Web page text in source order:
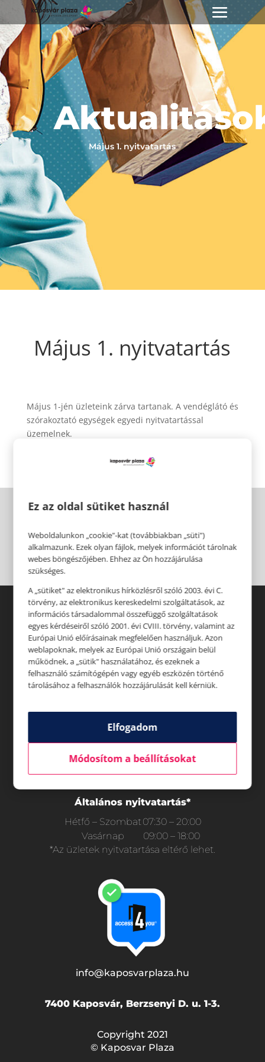
Május 1. nyitvatartás
Május 1. nyitvatartás
Május 1-jén üzleteink zárva tartanak. A vendéglátó és
szórakoztató egységek egyedi nyitvatartással
üzemelnek.
Üzletek
Akciók
Általános nyitvatartás*
Hétfő – Szombat07:30 – 20:00
Vasárnap
09:00 – 18:00
*Az üzletek nyitvatartása eltérő lehet.
info@kaposvarplaza.hu
7400 Kaposvár, Berzsenyi D. u. 1-3.
Copyright 2021
© Kaposvar Plaza
Ez az oldal sütiket használ
Weboldalunkon „cookie"-kat (továbbiakban „süti")
alkalmazunk. Ezek olyan fájlok, melyek információt tárolnak
webes böngészőjében. Ehhez az Ön hozzájárulása
szükséges.
A „sütiket" az elektronikus hírközlésről szóló 2003. évi C.
törvény, az elektronikus kereskedelmi szolgáltatások, az
információs társadalommal összefüggő szolgáltatások
egyes kérdéseiről szóló 2001. évi CVIII. törvény, valamint az
Európai Unió előírásainak megfelelően használjuk. Azon
weblapoknak, melyek az Európai Unió országain belül
működnek, a „sütik" használatához, és ezeknek a
felhasználó számítógépén vagy egyéb eszközén történő
tárolásához a felhasználók hozzájárulását kell kérniük.
Elfogadom
Módosítom a beállításokat